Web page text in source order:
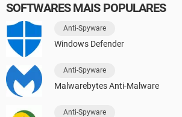
SOFTWARES MAIS POPULARES
Anti-Spyware
Windows Defender
Anti-Spyware
Malwarebytes Anti-Malware
Anti-Spyware